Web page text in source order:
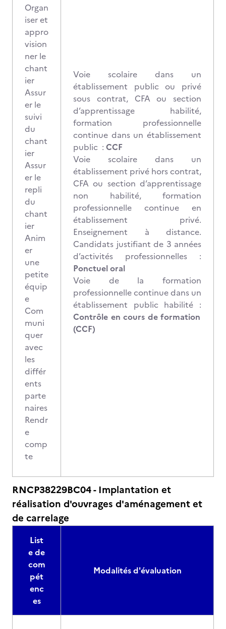
Organ
iser et
appro
vision
ner le
chant
ier
Assur
er le
suivi
du
chant
ier
Assur
er le
repli
du
chant
ier
Anim
er
une
petite
équip
e
Com
muni
quer
avec
les
différ
ents
parte
naires
Rendr
e
comp
te
Voie scolaire dans un
établissement public ou privé
sous contrat, CFA ou section
d’apprentissage habilité,
formation professionnelle
continue dans un établissement
public : CCF
Voie scolaire dans un
établissement privé hors contrat,
CFA ou section d’apprentissage
non habilité, formation
professionnelle continue en
établissement privé.
Enseignement à distance.
Candidats justifiant de 3 années
d’activités professionnelles :
Ponctuel oral
Voie de la formation
professionnelle continue dans un
établissement public habilité :
Contrôle en cours de formation
(CCF)
RNCP38229BC04 - Implantation et
réalisation d'ouvrages d'aménagement et
de carrelage
List
e de
com
pét
enc
es
Modalités d'évaluation